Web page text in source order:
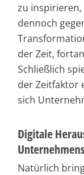
zu inspirieren,
dennoch
der Zeit,
Schließlich
der Zeitfaktor
sich
Digitale
Natürlich